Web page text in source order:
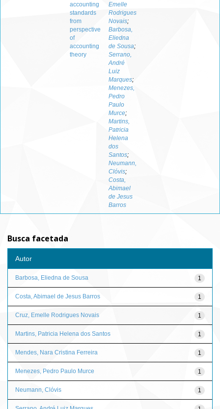
accounting
standards
from
perspective
of
accounting
theory
Emelle
Rodrigues
Novais;
Barbosa,
Eliedna
de Sousa;
Serrano,
André
Luiz
Marques;
Menezes,
Pedro
Paulo
Murce;
Martins,
Patricia
Helena
dos
Santos;
Neumann,
Clóvis;
Costa,
Abimael
de Jesus
Barros
Busca facetada
Autor
1
Barbosa, Eliedna de Sousa
1
Costa, Abimael de Jesus Barros
1
Cruz, Emelle Rodrigues Novais
1
Martins, Patricia Helena dos Santos
1
Mendes, Nara Cristina Ferreira
1
Menezes, Pedro Paulo Murce
1
Neumann, Clóvis